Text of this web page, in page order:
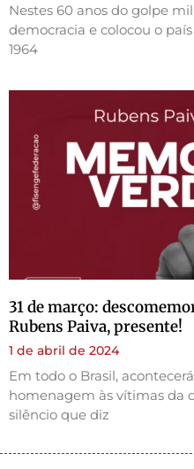
Nestes 60 anos do golpe
democracia e colocou o
1964
31 de março:
Rubens Paiva, presente!
1 de abril de 2024
Em todo o Brasil,
homenagem às vítimas da
silêncio que diz